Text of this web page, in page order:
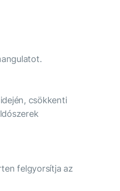
csökkenti
felgyorsítja az